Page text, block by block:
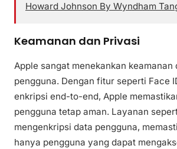
Howard Johnson By Wyndham
Keamanan dan Privasi
Apple sangat menekankan keamanan
pengguna. Dengan fitur seperti Face
enkripsi end-to-end, Apple
pengguna tetap aman. Layanan
mengenkripsi data pengguna,
hanya pengguna yang dapat